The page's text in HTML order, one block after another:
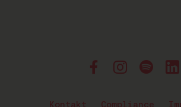
Kontakt Compliance